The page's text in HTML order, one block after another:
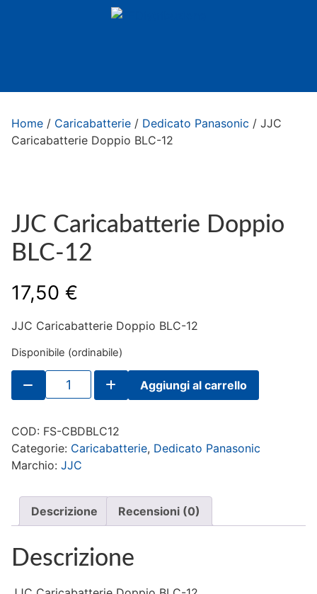
Home / Caricabatterie / Dedicato Panasonic / JJC
Caricabatterie Doppio BLC-12
JJC Caricabatterie Doppio
BLC-12
17,50 €
JJC Caricabatterie Doppio BLC-12
Disponibile (ordinabile)
JJC
Caricabatterie
Doppio
quantità
Aggiungi al carrello
COD: FS-CBDBLC12
Categorie: Caricabatterie, Dedicato Panasonic
Marchio: JJC
Descrizione Recensioni (0)
Descrizione